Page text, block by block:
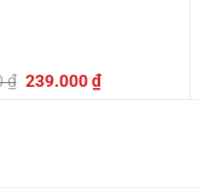
₫ Giá
239.000₫Giá
hiện